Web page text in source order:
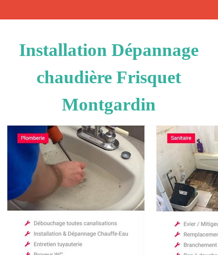
Installation Dépannage
chaudière Frisquet
Montgardin